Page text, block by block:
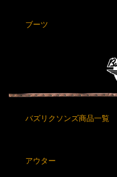
ブーツ
バズリクソンズ商品一覧
アウター